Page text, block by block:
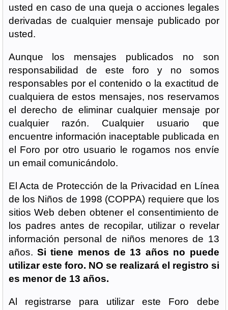
usted en caso de una queja o acciones legales
derivadas de cualquier mensaje publicado por
usted.
Aunque los mensajes publicados no son
responsabilidad de este foro y no somos
responsables por el contenido o la exactitud de
cualquiera de estos mensajes, nos reservamos
el derecho de eliminar cualquier mensaje por
cualquier razón. Cualquier usuario que
encuentre información inaceptable publicada en
el Foro por otro usuario le rogamos nos envíe
un email comunicándolo.
El Acta de Protección de la Privacidad en Línea
de los Niños de 1998 (COPPA) requiere que los
sitios Web deben obtener el consentimiento de
los padres antes de recopilar, utilizar o revelar
información personal de niños menores de 13
años. Si tiene menos de 13 años no puede
utilizar este foro. NO se realizará el registro si
es menor de 13 años.
Al registrarse para utilizar este Foro debe